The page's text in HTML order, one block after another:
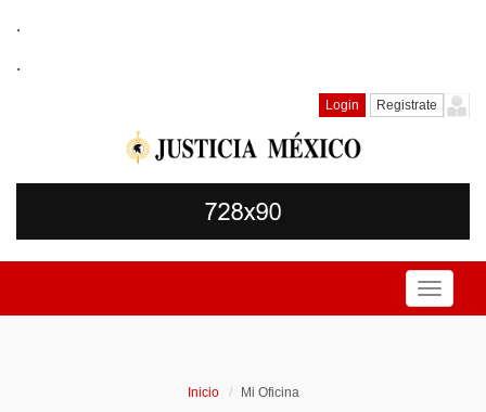
.
.
Login Registrate
Toggle
Inicio Mi Oficina